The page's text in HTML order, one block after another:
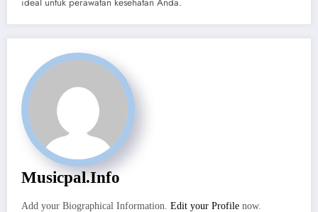
Musicpal.info
Add your Biographical Information. Edit your Profile now.